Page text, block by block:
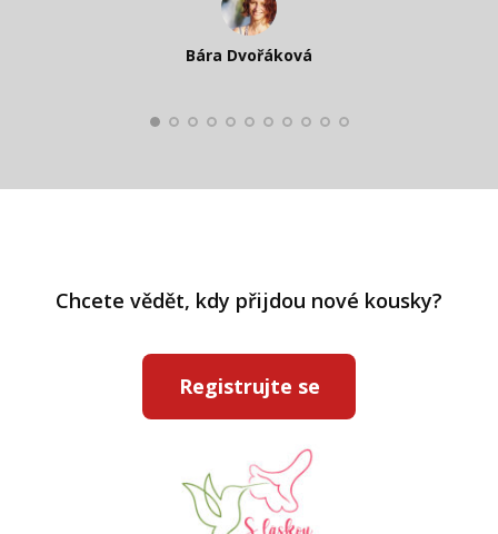
Bára Dvořáková
Kateřina Veleta Štěpánová
Katka Perháčová
Smolková
Chcete vědět, kdy přijdou nové kousky?
Registrujte se